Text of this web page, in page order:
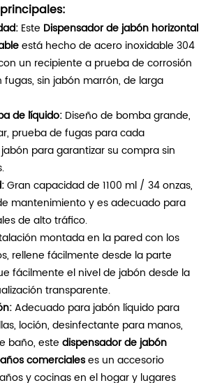
Este Dispensador de jabón horizontal
está hecho de acero inoxidable 304
un recipiente a prueba de corrosión
fugas, sin jabón marrón, de larga
de líquido: Diseño de bomba grande,
prueba de fugas para cada
para garantizar su compra sin
Gran capacidad de 1100 ml / 34 onzas,
mantenimiento y es adecuado para
de alto tráfico.
montada en la pared con los
rellene fácilmente desde la parte
fácilmente el nivel de jabón desde la
transparente.
Adecuado para jabón líquido para
loción, desinfectante para manos,
baño, este dispensador de jabón
comercialeses un accesorio
y cocinas en el hogar y lugares